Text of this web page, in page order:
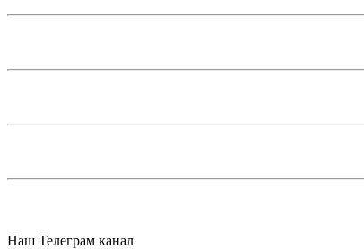
Наш Телеграм канал